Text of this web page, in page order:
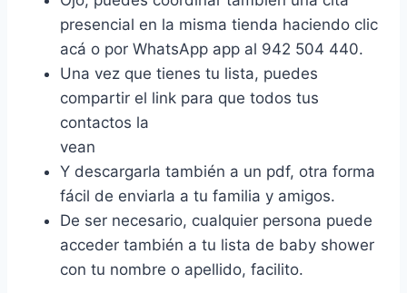
presencial en la misma tienda haciendo clic
acá o por WhatsApp app al 942 504 440.
Una vez que tienes tu lista, puedes
compartir el link para que todos tus
contactos la
vean
Y descargarla también a un pdf, otra forma
fácil de enviarla a tu familia y amigos.
De ser necesario, cualquier persona puede
acceder también a tu lista de baby shower
con tu nombre o apellido, facilito.